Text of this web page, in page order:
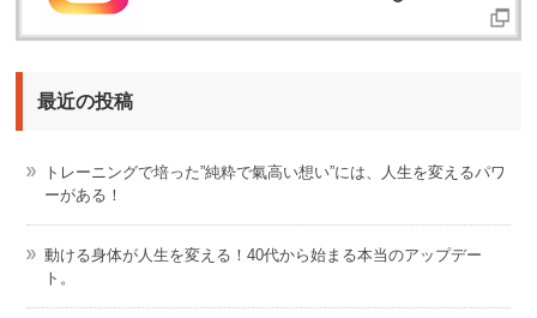
最近の投稿
トレーニングで培った”純粋で氣高い想い”には、人生を変えるパワ
ーがある！
動ける身体が人生を変える！40代から始まる本当のアップデー
ト。